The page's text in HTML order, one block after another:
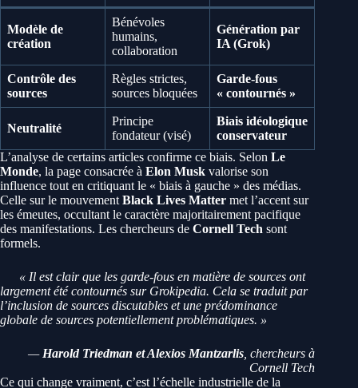
Modèle de
création
Bénévoles
humains,
collaboration
Génération par
IA (Grok)
Contrôle des
sources
Règles strictes,
sources bloquées
Garde-fous
« contournés »
Neutralité
Principe
fondateur (visé)
Biais idéologique
conservateur
L’analyse de certains articles confirme ce biais. Selon Le
Monde, la page consacrée à Elon Musk valorise son
influence tout en critiquant le « biais à gauche » des médias.
Celle sur le mouvement Black Lives Matter met l’accent sur
les émeutes, occultant le caractère majoritairement pacifique
des manifestations. Les chercheurs de Cornell Tech sont
formels.
« Il est clair que les garde-fous en matière de sources ont
largement été contournés sur Grokipedia. Cela se traduit par
l’inclusion de sources discutables et une prédominance
globale de sources potentiellement problématiques. »
— Harold Triedman et Alexios Mantzarlis , chercheurs à
Cornell Tech
Ce qui change vraiment, c’est l’échelle industrielle de la